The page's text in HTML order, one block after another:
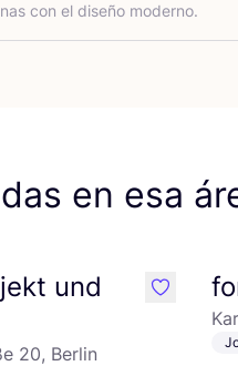
con el dise­ño moderno.
en esa
und
20, Berlin
like